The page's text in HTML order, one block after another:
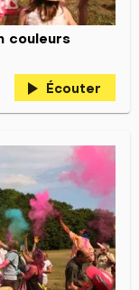
couleurs
play_arrow Écouter